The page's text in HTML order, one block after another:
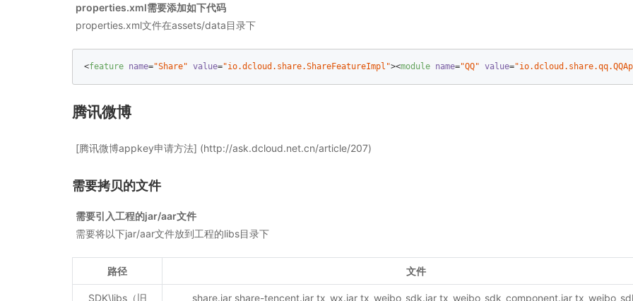
properties.xml需要添加如下代码
properties.xml文件在assets/data目录下
<feature name="Share" value="io.dcloud.share.ShareFeatureImpl"><module name="QQ" value=
腾讯微博
[腾讯微博appkey申请方法] (http://ask.dcloud.net.cn/article/207)
需要拷贝的文件
需要引入工程的jar/aar文件
需要将以下jar/aar文件放到工程的libs目录下
路径 文件
SDK\libs（旧
share.jar share-tencent.jar tx_wx.jar tx_weibo_sdk.jar tx_weibo_sdk_component.jar